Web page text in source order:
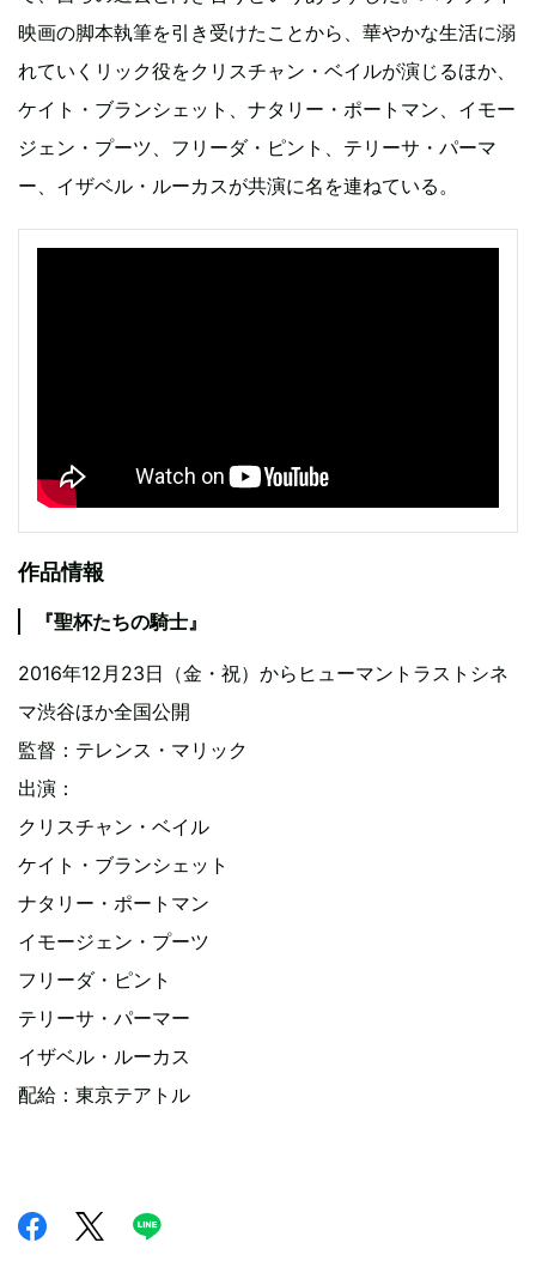
映画の脚本執筆を引き受けたことから、華やかな生活に溺
れていくリック役をクリスチャン・ベイルが演じるほか、
ケイト・ブランシェット、ナタリー・ポートマン、イモー
ジェン・プーツ、フリーダ・ピント、テリーサ・パーマ
ー、イザベル・ルーカスが共演に名を連ねている。
作品情報
『聖杯たちの騎士』
2016年12月23日（金・祝）からヒューマントラストシネ
マ渋谷ほか全国公開
監督：テレンス・マリック
出演：
クリスチャン・ベイル
ケイト・ブランシェット
ナタリー・ポートマン
イモージェン・プーツ
フリーダ・ピント
テリーサ・パーマー
イザベル・ルーカス
配給：東京テアトル